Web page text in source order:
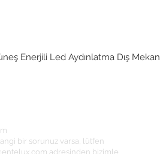
Enerjili Led Aydınlatma Dış Mekan
bir sorunuz varsa, lütfen
adresinden bizimle